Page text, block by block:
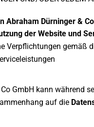
Abraham Dürninger &
der Website und
Verpflichtungen gemäß
GmbH kann während
auf die